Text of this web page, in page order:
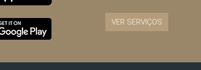
VER SERVIÇOS